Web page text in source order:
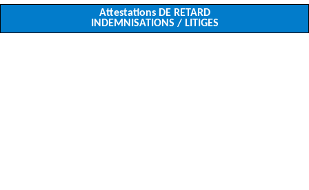
Attestations DE RETARD
INDEMNISATIONS / LITIGES